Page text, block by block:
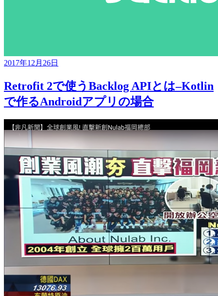
2017年12月26日
Retrofit 2で使うBacklog APIとは–Kotlin
で作るAndroidアプリの場合